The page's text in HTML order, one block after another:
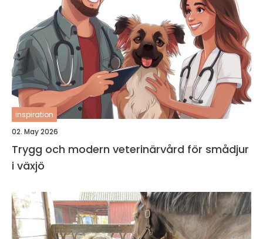
inspiration
02. May 2026
Trygg och modern veterinärvård för smådjur
i växjö